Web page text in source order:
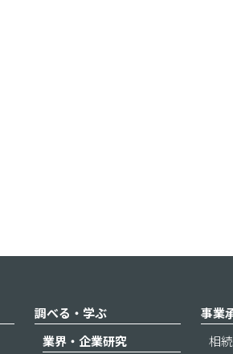
調べる・学ぶ
業界・企業研究
事業
相